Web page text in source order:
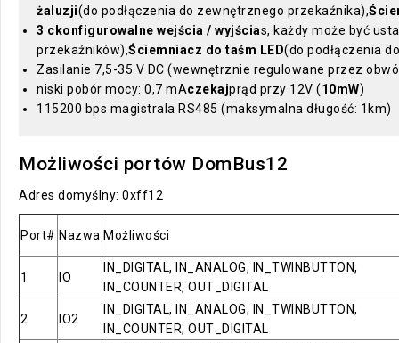
żaluzji(do podłączenia do zewnętrznego przekaźnika),
3 ckonfigurowalne wejścia / wyjścias, każdy może być
przekaźników),Ściemniacz do taśm LED(do podłączenia
Zasilanie 7,5-35 V DC (wewnętrznie regulowane przez
niski pobór mocy: 0,7 mAczekajprąd przy 12V (10mW)
115200 bps magistrala RS485 (maksymalna długość: 1km)
Możliwości portów DomBus12
Adres domyślny: 0xff12
Port# Nazwa Możliwości
1 IO
IN_DIGITAL, IN_ANALOG, IN_TWINBUTTON,
IN_COUNTER, OUT_DIGITAL
2 IO2
IN_DIGITAL, IN_ANALOG, IN_TWINBUTTON,
IN_COUNTER, OUT_DIGITAL